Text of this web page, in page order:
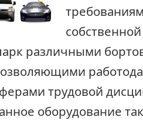
различными
трудовой
оборудование